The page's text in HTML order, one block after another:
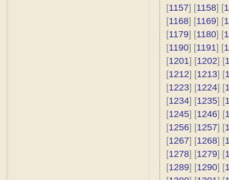
[1157] [1158] [
[1168] [1169] [
[1179] [1180] [
[1190] [1191] [
[1201] [1202] [
[1212] [1213] [
[1223] [1224] [
[1234] [1235] [
[1245] [1246] [
[1256] [1257] [
[1267] [1268] [
[1278] [1279] [
[1289] [1290] [